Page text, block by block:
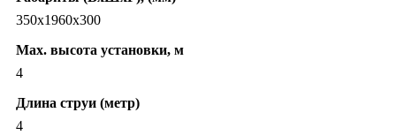
350х1960х300
Max. высота установки, м
4
Длина струи (метр)
4